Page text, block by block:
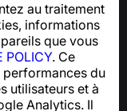
au traitement
informations
que vous
POLICY. Ce
du
utilisateurs et à
Analytics. Il
au RGPD :